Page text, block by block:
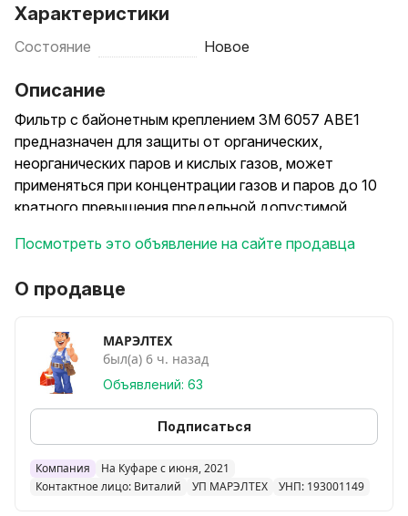
Характеристики
Состояние Новое
Описание
Фильтр с байонетным креплением 3М 6057 ABE1
предназначен для защиты от органических,
неорганических паров и кислых газов, может
применяться при концентрации газов и паров до 10
кратного превышения предельной допустимой
(полным) маскам и полумаскам 3М (до 200 ПДК).
следующими опасными факторами:
Изопропиловый спирт, Метакриловая кислота,
Нитробензол, Нитроглицерин, Пропиленгликоль,
Скипидар, Уайт-спирит, Альдегиды, Циклогексан,
Уксусная кислота, Фенол, Хлорэтанол,
Этиленгликоль, Бензин, Дизельное топливо, Гептан,
Октан, Адгезивы (клеи), Лакокраски, Смолы,
Растворители (толуол, ксилол,) Гидрофторид,
Диоксид хлора, Фосген, Хлористая сера, Хлор,
Посмотреть это объявление на сайте продавца
О продавце
МАРЭЛТЕХ
был(а) 6 ч. назад
Объявлений: 63
Подписаться
Компания
На Куфаре с июня, 2021
Контактное лицо: Виталий
УП МАРЭЛТЕХ УНП: 193001149